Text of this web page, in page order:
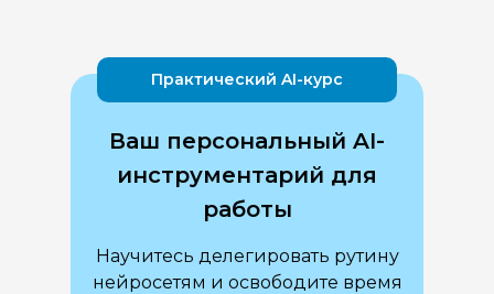
Научитесь делегировать рутину
нейросетям и освободите время
Ваш персональный AI-
инструментарий для
работы
Практический AI-курс